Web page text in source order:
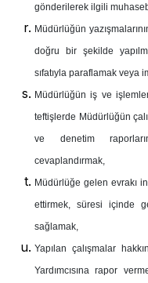
gönderilerek ilgili
Müdürlüğün
doğru bir şekilde
sıfatıyla paraflamak veya
Müdürlüğün iş ve
teftişlerde Müdürlüğün
ve denetim
cevaplandırmak,
Müdürlüğe gelen evrakı
ettirmek, süresi içinde
sağlamak,
Yapılan çalışmalar
Yardımcısına rapor